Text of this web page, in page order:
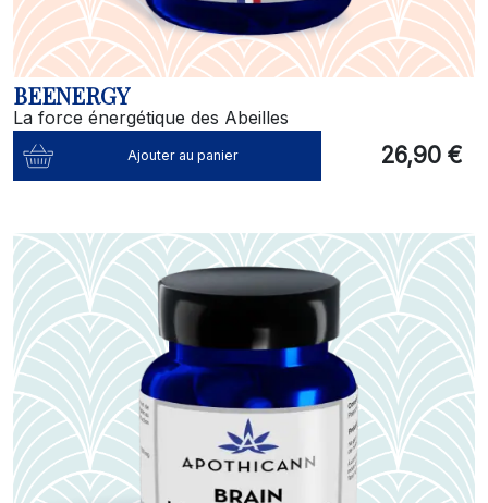
BEENERGY
La force énergétique des Abeilles
Ajouter au panier 26,90 €